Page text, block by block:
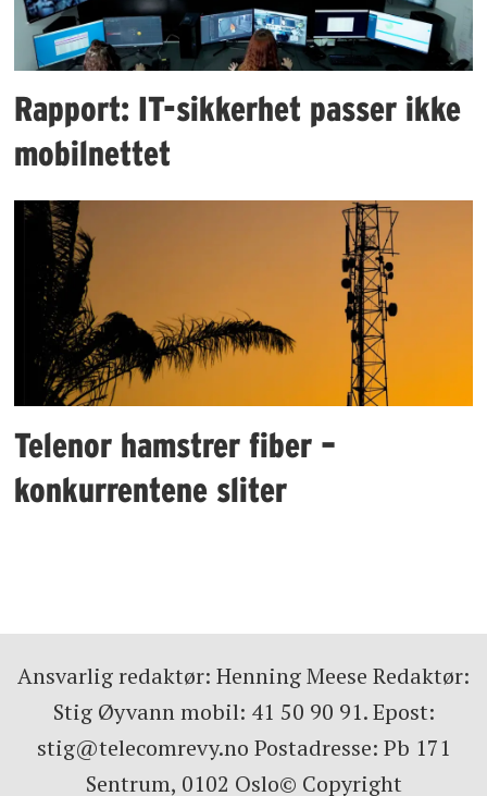
Rapport: IT-sikkerhet passer ikke
mobilnettet
Telenor hamstrer fiber –
konkurrentene sliter
Ansvarlig redaktør: Henning Meese Redaktør:
Stig Øyvann mobil: 41 50 90 91. Epost:
stig@telecomrevy.no Postadresse: Pb 171
Sentrum, 0102 Oslo© Copyright